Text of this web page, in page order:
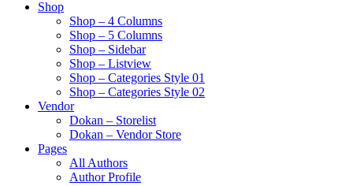
Shop
Shop – 4 Columns
Shop – 5 Columns
Shop – Sidebar
Shop – Listview
Shop – Categories Style 01
Shop – Categories Style 02
Vendor
Dokan – Storelist
Dokan – Vendor Store
Pages
All Authors
Author Profile